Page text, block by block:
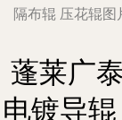
隔布辊 压花辊图
蓬莱广
电镀导